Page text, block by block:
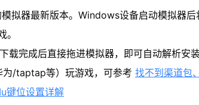
拟器最新版本。Windows设备启动模拟器
完成后直接拖进模拟器，即可自动解析安装
为/taptap等）玩游戏，可参考 找不到渠道包
键位设置详解